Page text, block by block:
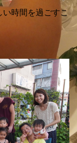
時間を過ごすこ